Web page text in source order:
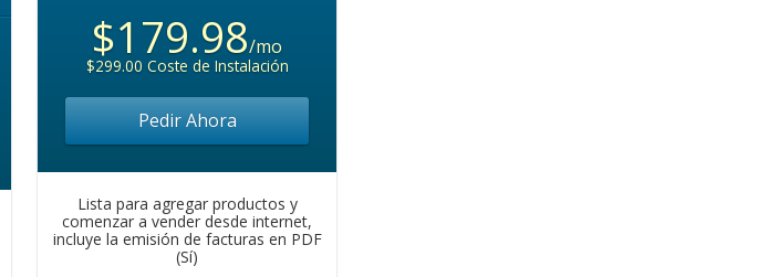
$179.98/mo
$299.00 Coste de Instalación
Pedir Ahora
Lista para agregar productos y
comenzar a vender desde internet,
incluye la emisión de facturas en PDF
(Sí)